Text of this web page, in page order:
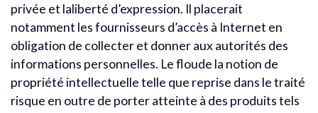
privée et laliberté d’expression. Il placerait
notamment les fournisseurs d’accès à Internet en
obligation de collecter et donner aux autorités des
informations personnelles. Le floude la notion de
propriété intellectuelle telle que reprise dans le traité
risque en outre de porter atteinte à des produits tels